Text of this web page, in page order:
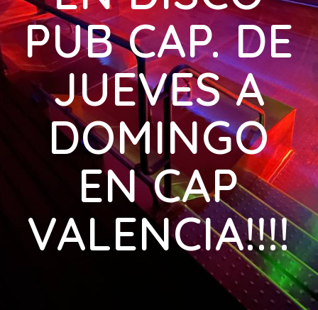
PUB CAP. DE
JUEVES A
DOMINGO
EN CAP
VALENCIA!!!!